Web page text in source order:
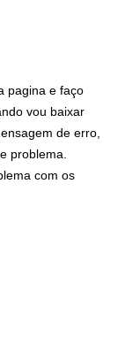
pagina e faço
vou baixar
de erro,
problema.
com os